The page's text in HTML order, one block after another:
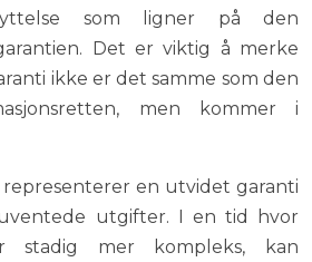
som ligner på den
Det er viktig å merke
ikke er det samme som den
men kommer i
en utvidet garanti
utgifter. I en tid hvor
stadig mer kompleks, kan